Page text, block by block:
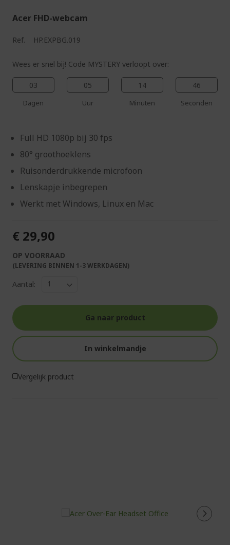
Acer FHD-webcam
Ref. HP.EXPBG.019
Wees er snel bij! Code MYSTERY verloopt over:
03
Dagen
05
Uur
14
Minuten
45
Seconden
Full HD 1080p bij 30 fps
80° groothoeklens
Ruisonderdrukkende microfoon
Lenskapje inbegrepen
Werkt met Windows, Linux en Mac
€ 29,90
OP VOORRAAD
(LEVERING BINNEN 1-3 WERKDAGEN)
Aantal:
Ga naar product
In winkelmandje
Vergelijk product